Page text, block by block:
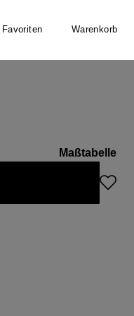
Favoriten Warenkorb
Maßtabelle